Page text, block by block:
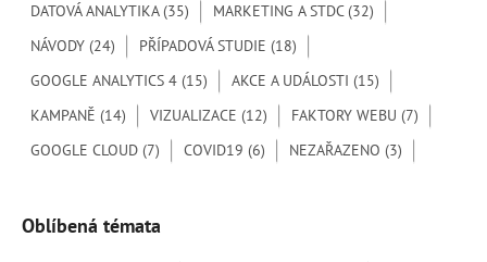
DATOVÁ ANALYTIKA(35) MARKETING A STDC(32)
NÁVODY (24) PŘÍPADOVÁ STUDIE (18)
GOOGLE ANALYTICS 4 (15) AKCE A UDÁLOSTI (15)
KAMPANĚ (14) VIZUALIZACE (12) FAKTORY WEBU (7)
GOOGLE CLOUD (7) COVID19 (6) NEZAŘAZENO (3)
Oblíbená témata